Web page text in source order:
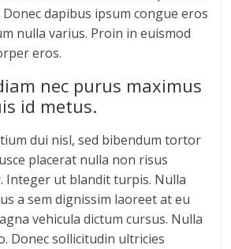
dapibus ipsum congue eros
nulla varius. Proin in euismod
eros.
nec purus maximus
id metus.
dui nisl, sed bibendum tortor
placerat nulla non risus
Integer ut blandit turpis. Nulla
a sem dignissim laoreet at eu
vehicula dictum cursus. Nulla
Donec sollicitudin ultricies